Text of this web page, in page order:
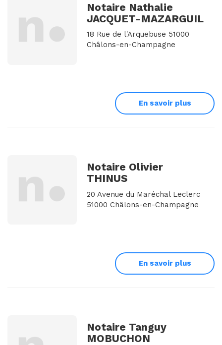
Notaire Nathalie
JACQUET-MAZARGUIL
18 Rue de l'Arquebuse 51000
Châlons-en-Champagne
En savoir plus
Notaire Olivier
THINUS
20 Avenue du Maréchal Leclerc
51000 Châlons-en-Champagne
En savoir plus
Notaire Tanguy
MOBUCHON